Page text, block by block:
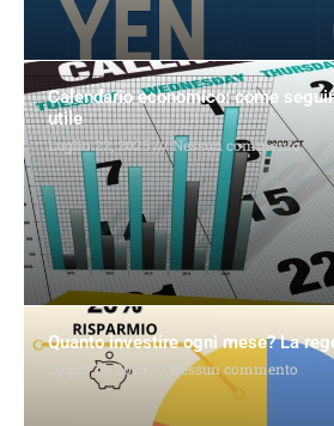
Calendario economico: come
utile
Luglio 22, 2025 Nessun commento
Quanto investire ogni mese? La
Luglio 19, 2025 Nessun commento